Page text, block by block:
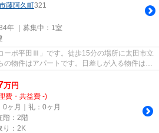
藤阿久町321
年 ｜募集中： 1室
ーポ平田Ⅲ」です。徒歩15分の場所に太田市立
の物件はアパートです。日差しが入る物件は毎
万円
費・共益費 -)
0ヶ月｜礼：0ヶ月
階：2階
り：2K